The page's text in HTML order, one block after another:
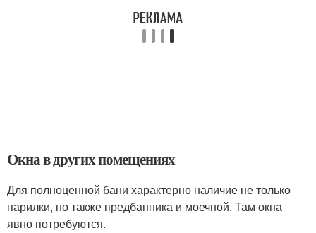
Окна в других помещениях
Для полноценной бани характерно наличие не только
парилки, но также предбанника и моечной. Там окна
явно потребуются.